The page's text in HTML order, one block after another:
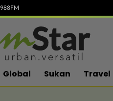
988FM
Global Sukan Travel